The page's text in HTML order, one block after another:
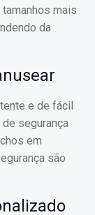
mais
da
e de fácil
segurança
em
são